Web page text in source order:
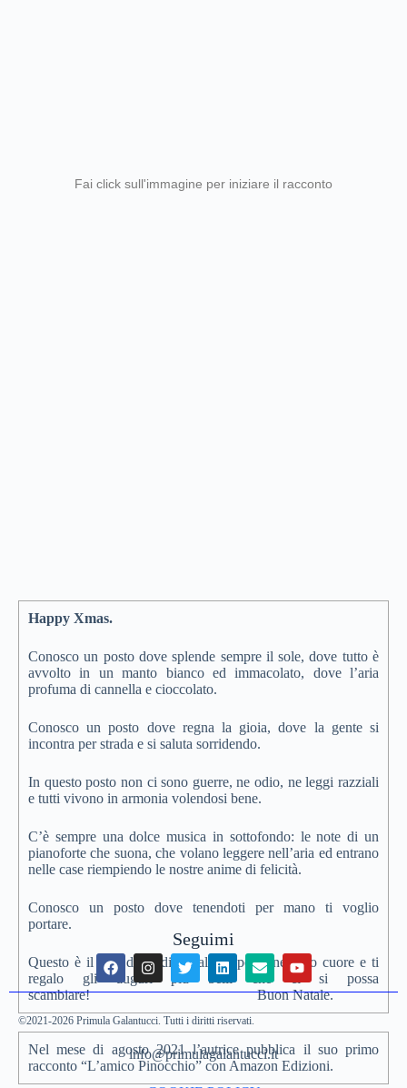
Fai click sull'immagine per iniziare il racconto
Happy Xmas.
Conosco un posto dove splende sempre il sole, dove tutto è
avvolto in un manto bianco ed immacolato, dove l’aria
profuma di cannella e cioccolato.
Conosco un posto dove regna la gioia, dove la gente si
incontra per strada e si saluta sorridendo.
In questo posto non ci sono guerre, ne odio, ne leggi razziali
e tutti vivono in armonia volendosi bene.
C’è sempre una dolce musica in sottofondo: le note di un
pianoforte che suona, che volano leggere nell’aria ed entrano
nelle case riempiendo le nostre anime di felicità.
Conosco un posto dove tenendoti per mano ti voglio
portare.
Questo è il mio dono di Natale: ti porto nel mio cuore e ti
regalo gli auguri più belli che ci si possa
scambiare! Buon Natale.
Nel mese di agosto 2021 l’autrice pubblica il suo primo
racconto “L’amico Pinocchio” con Amazon Edizioni.
Seguimi
©2021-2026 Primula Galantucci. Tutti i diritti riservati.
info@primulagalantucci.it